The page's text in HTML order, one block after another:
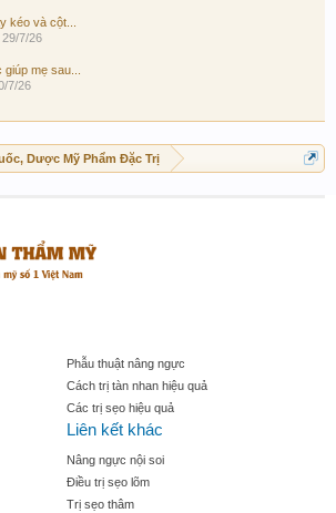
kéo và cột...
29/7/26
mẹ sau...
7/26
Dược Mỹ Phẩm Đặc Trị
Phẫu thuật nâng ngực
Cách trị tàn nhan hiệu quả
Các trị sẹo hiệu quả
Liên kết khác
Nâng ngực nội soi
Điều trị sẹo lõm
Trị sẹo thâm